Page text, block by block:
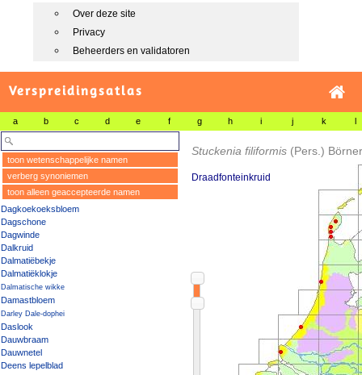
Over deze site
Privacy
Beheerders en validatoren
Verspreidingsatlas
a b c d e f g h i j k l
toon wetenschappelijke namen
verberg synoniemen
toon alleen geaccepteerde namen
Dagkoekoeksbloem
Dagschone
Dagwinde
Dalkruid
Dalmatiëbekje
Dalmatiëklokje
Dalmatische wikke
Damastbloem
Darley Dale-dophei
Daslook
Dauwbraam
Dauwnetel
Deens lepelblad
Stuckenia filiformis (Pers.) Börner
Draadfonteinkruid